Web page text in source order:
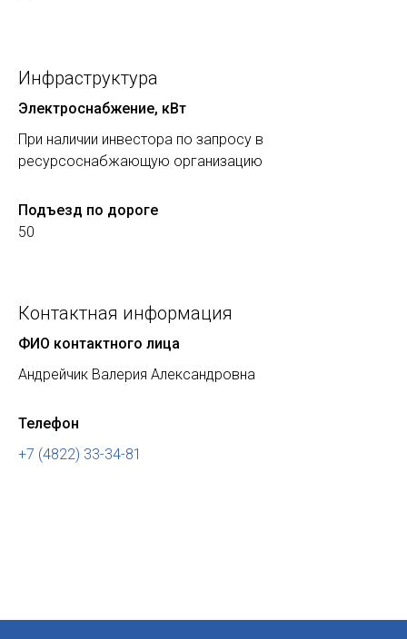
Инфраструктура
Электроснабжение, кВт
При наличии инвестора по запросу в
ресурсоснабжающую организацию
Подъезд по дороге
50
Контактная информация
ФИО контактного лица
Андрейчик Валерия Александровна
Телефон
+7 (4822) 33-34-81